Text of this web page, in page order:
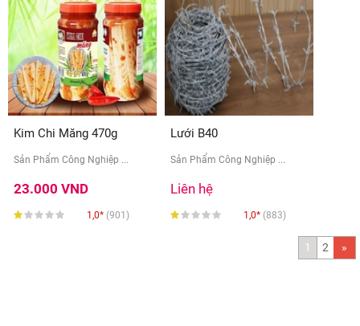
Kim Chi Măng 470g
Sản Phẩm Công Nghiệp ...
23.000 VND
1,0* (901)
Lưới B40
Sản Phẩm Công Nghiệp ...
Liên hệ
1,0* (883)
1 2 »